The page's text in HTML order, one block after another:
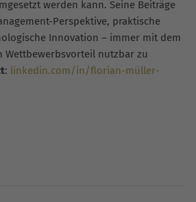
werden kann. Seine Beiträge
Perspektive, praktische
Innovation – immer mit dem
Wettbewerbsvorteil nutzbar zu
: linkedin.com/in/florian-müller-